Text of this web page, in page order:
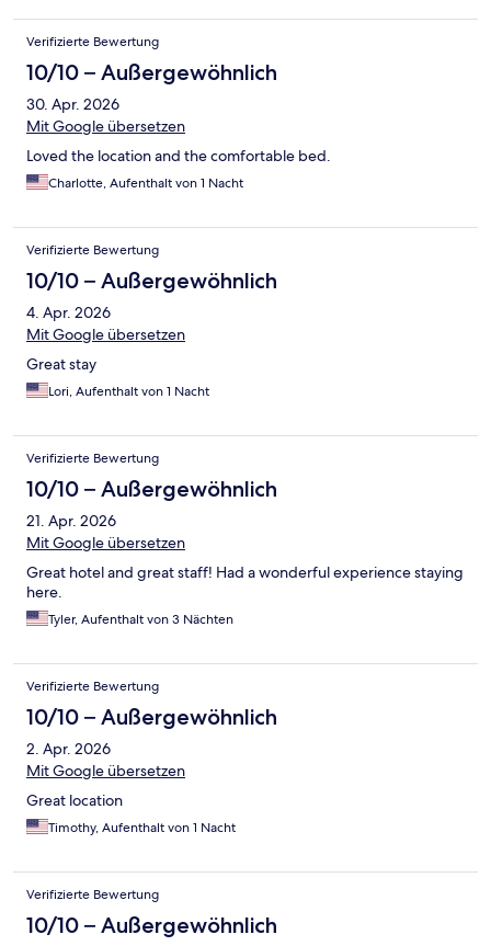
Verifizierte Bewertung
10/10 – Außergewöhnlich
30. Apr. 2026
Mit Google übersetzen
Loved the location and the comfortable bed.
Charlotte, Aufenthalt von 1 Nacht
Verifizierte Bewertung
10/10 – Außergewöhnlich
4. Apr. 2026
Mit Google übersetzen
Great stay
Lori, Aufenthalt von 1 Nacht
Verifizierte Bewertung
10/10 – Außergewöhnlich
21. Apr. 2026
Mit Google übersetzen
Great hotel and great staff! Had a wonderful experience staying
here.
Tyler, Aufenthalt von 3 Nächten
Verifizierte Bewertung
10/10 – Außergewöhnlich
2. Apr. 2026
Mit Google übersetzen
Great location
Timothy, Aufenthalt von 1 Nacht
Verifizierte Bewertung
10/10 – Außergewöhnlich